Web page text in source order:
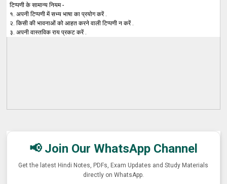
टिप्पणी के सामान्य नियम -
१. अपनी टिप्पणी में सभ्य भाषा का प्रयोग करें .
२. किसी की भावनाओं को आहत करने वाली टिप्पणी न करें .
३. अपनी वास्तविक राय प्रकट करें .
📢 Join Our WhatsApp Channel
Get the latest Hindi Notes, PDFs, Exam Updates and Study Materials
directly on WhatsApp.